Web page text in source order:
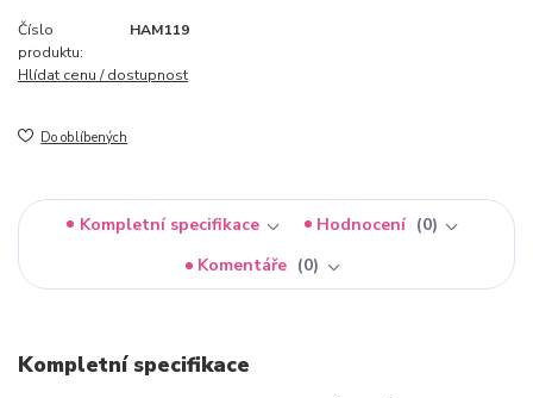
Číslo
produktu:
HAM119
Hlídat cenu / dostupnost
Do oblíbených
Kompletní specifikace Hodnocení
0
Komentáře
0
Kompletní specifikace